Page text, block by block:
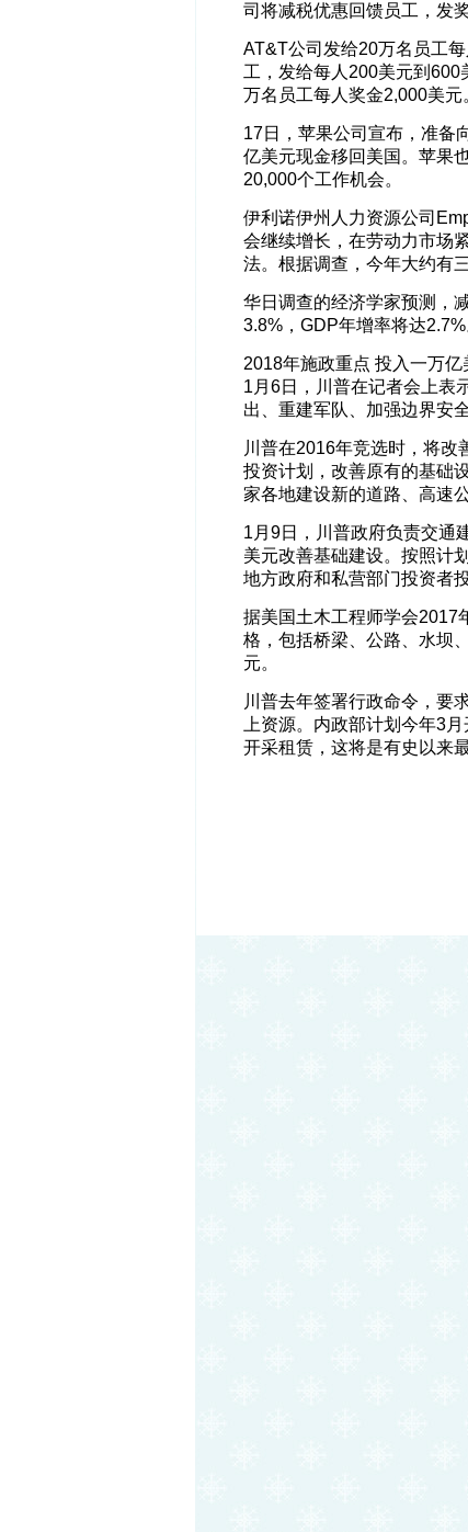
司将减税优惠回馈员工，发
AT&T公司发给20万名员工
工，发给每人200美元到
万名员工每人奖金2,000美元
17日，苹果公司宣布，准备
亿美元现金移回美国。苹果
20,000个工作机会。
伊利诺伊州人力资源公司
会继续增长，在劳动力市场
法。根据调查，今年大约有
华日调查的经济学家预测，
3.8%，GDP年增率将达2.7%
2018年施政重点 投入一万亿
1月6日，川普在记者会上表
出、重建军队、加强边界安
川普在2016年竞选时，将改
投资计划，改善原有的基础
家各地建设新的道路、高速
1月9日，川普政府负责交通
美元改善基础建设。按照计
地方政府和私营部门投资者
据美国土木工程师学会2017
格，包括桥梁、公路、水坝
元。
川普去年签署行政命令，要
上资源。内政部计划今年3
开采租赁，这将是有史以来